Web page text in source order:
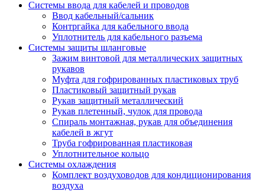
Системы ввода для кабелей и проводов
Ввод кабельный/сальник
Контргайка для кабельного ввода
Уплотнитель для кабельного разъема
Системы защиты шланговые
Зажим винтовой для металлических защитных
рукавов
Муфта для гофрированных пластиковых труб
Пластиковый защитный рукав
Рукав защитный металлический
Рукав плетенный, чулок для провода
Спираль монтажная, рукав для объединения
кабелей в жгут
Труба гофрированная пластиковая
Уплотнительное кольцо
Системы охлаждения
Комплект воздуховодов для кондиционирования
воздуха